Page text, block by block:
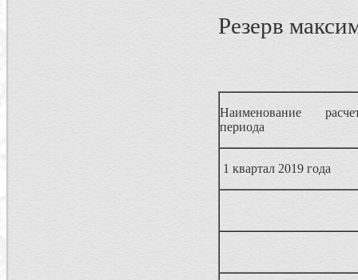
Резерв
Наименование
периода
1 квартал 2019 года